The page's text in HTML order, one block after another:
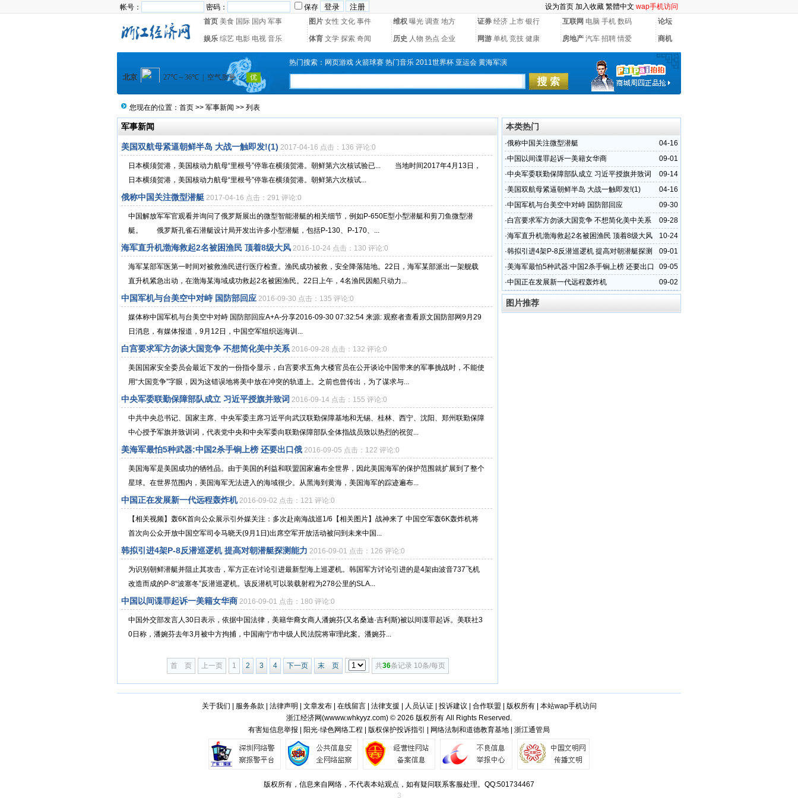
帐号： 密码： 保存 设为首页 加入收藏 繁體中文 wap手机访问
首页 美食 国际 国内 军事 图片 女性 文化 事件 维权 曝光 调查 地方 证券 经济 上市 银行 互联网 电脑 手机 数码 论坛
娱乐 综艺 电影 电视 音乐 体育 文学 探索 奇闻 历史 人物 热点 企业 网游 单机 竞技 健康 房地产 汽车 招聘 情爱 商机
热门搜索： 网页游戏 火箭球赛 热门音乐 2011世界杯 亚运会 黄海军演
您现在的位置： 首页 >> 军事新闻 >> 列表
军事新闻
美国双航母紧逼朝鲜半岛 大战一触即发!(1) 2017-04-16 点击：136 评论:0
日本横须贺港，美国核动力航母“里根号”停靠在横须贺港。朝鲜第六次核试验已... 当地时间2017年4月13日，
日本横须贺港，美国核动力航母“里根号”停靠在横须贺港。朝鲜第六次核试...
俄称中国关注微型潜艇 2017-04-16 点击：291 评论:0
中国解放军军官观看并询问了俄罗斯展出的微型智能潜艇的相关细节，例如P-650E型小型潜艇和剪刀鱼微型潜
艇。 俄罗斯孔雀石潜艇设计局开发出许多小型潜艇，包括P-130、P-170、...
海军直升机渤海救起2名被困渔民 顶着8级大风 2016-10-24 点击：130 评论:0
海军某部军医第一时间对被救渔民进行医疗检查。渔民成功被救，安全降落陆地。22日，海军某部派出一架舰载
直升机紧急出动，在渤海某海域成功救起2名被困渔民。22日上午，4名渔民因船只动力...
中国军机与台美空中对峙 国防部回应 2016-09-30 点击：135 评论:0
媒体称中国军机与台美空中对峙 国防部回应A+A-分享2016-09-30 07:32:54 来源: 观察者查看原文国防部网9月29
日消息，有媒体报道，9月12日，中国空军组织远海训...
白宫要求军方勿谈大国竞争 不想简化美中关系 2016-09-28 点击：132 评论:0
美国国家安全委员会最近下发的一份指令显示，白宫要求五角大楼官员在公开谈论中国带来的军事挑战时，不能使
用“大国竞争”字眼，因为这错误地将美中放在冲突的轨道上。之前也曾传出，为了谋求与...
中央军委联勤保障部队成立 习近平授旗并致词 2016-09-14 点击：155 评论:0
中共中央总书记、国家主席、中央军委主席习近平向武汉联勤保障基地和无锡、桂林、西宁、沈阳、郑州联勤保障
中心授予军旗并致训词，代表党中央和中央军委向联勤保障部队全体指战员致以热烈的祝贺...
美海军最怕5种武器:中国2杀手锏上榜 还要出口俄 2016-09-05 点击：122 评论:0
美国海军是美国成功的牺牲品。由于美国的利益和联盟国家遍布全世界，因此美国海军的保护范围就扩展到了整个
星球。在世界范围内，美国海军无法进入的海域很少。从黑海到黄海，美国海军的踪迹遍布...
中国正在发展新一代远程轰炸机 2016-09-02 点击：121 评论:0
【相关视频】轰6K首向公众展示引外媒关注：多次赴南海战巡1/6【相关图片】战神来了 中国空军轰6K轰炸机将
首次向公众开放中国空军司令马晓天(9月1日)出席空军开放活动被问到未来中国...
韩拟引进4架P-8反潜巡逻机 提高对朝潜艇探测能力 2016-09-01 点击：126 评论:0
为识别朝鲜潜艇并阻止其攻击，军方正在讨论引进最新型海上巡逻机。韩国军方讨论引进的是4架由波音737飞机
改造而成的P-8“波塞冬”反潜巡逻机。该反潜机可以装载射程为278公里的SLA...
中国以间谍罪起诉一美籍女华商 2016-09-01 点击：180 评论:0
中国外交部发言人30日表示，依据中国法律，美籍华裔女商人潘婉芬(又名桑迪·吉利斯)被以间谍罪起诉。美联社3
0日称，潘婉芬去年3月被中方拘捕，中国南宁市中级人民法院将审理此案。潘婉芬...
首 页 上一页 1 2 3 4 下一页 末 页 共36条记录 10条/每页
本类热门
04-16
·俄称中国关注微型潜艇
09-01
·中国以间谍罪起诉一美籍女华商
09-14
·中央军委联勤保障部队成立 习近平授旗并致词
04-16
·美国双航母紧逼朝鲜半岛 大战一触即发!(1)
09-30
·中国军机与台美空中对峙 国防部回应
09-28
·白宫要求军方勿谈大国竞争 不想简化美中关系
10-24
·海军直升机渤海救起2名被困渔民 顶着8级大风
09-01
·韩拟引进4架P-8反潜巡逻机 提高对朝潜艇探测
能力
09-05
·美海军最怕5种武器:中国2杀手锏上榜 还要出口
俄
09-02
·中国正在发展新一代远程轰炸机
图片推荐
关于我们 服务条款 法律声明 文章发布| 在线留言| 法律支援 人员认证| 投诉建议 合作联盟 版权所有| 本站wap手机访问
浙江经济网(wwww.whkyyz.com) © 2026 版权所有 All Rights Reserved.
有害短信息举报 | 阳光·绿色网络工程 | 版权保护投诉指引 | 网络法制和道德教育基地 | 浙江通管局
版权所有，信息来自网络，不代表本站观点，如有疑问联系客服处理。QQ:501734467
3